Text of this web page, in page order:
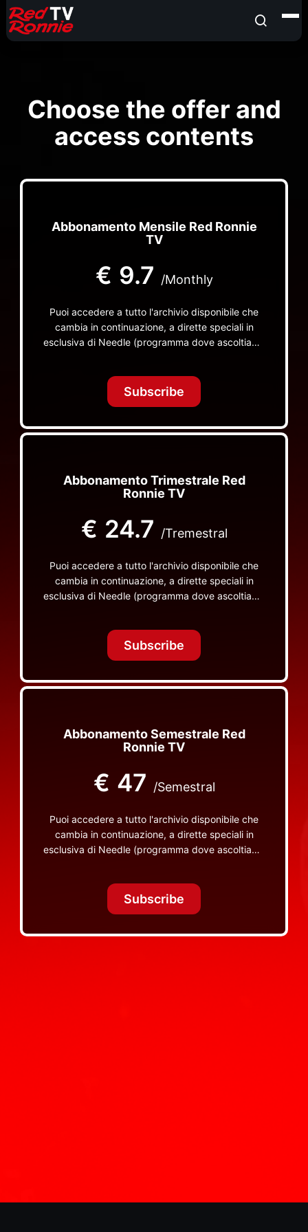
Choose the offer and
access contents
Abbonamento Mensile Red Ronnie
TV
€ 9.7 /Monthly
Puoi accedere a tutto l'archivio disponibile che
cambia in continuazione, a dirette speciali in
esclusiva di Needle (programma dove ascoltiamo
TV non visibili da nessuna altra parte
Subscribe
Abbonamento Trimestrale Red
Ronnie TV
€ 24.7 /Tremestral
Puoi accedere a tutto l'archivio disponibile che
cambia in continuazione, a dirette speciali in
esclusiva di Needle (programma dove ascoltiamo
TV non visibili da nessuna altra parte
Subscribe
Abbonamento Semestrale Red
Ronnie TV
€ 47 /Semestral
Puoi accedere a tutto l'archivio disponibile che
cambia in continuazione, a dirette speciali in
esclusiva di Needle (programma dove ascoltiamo
TV non visibili da nessuna altra parte
Subscribe